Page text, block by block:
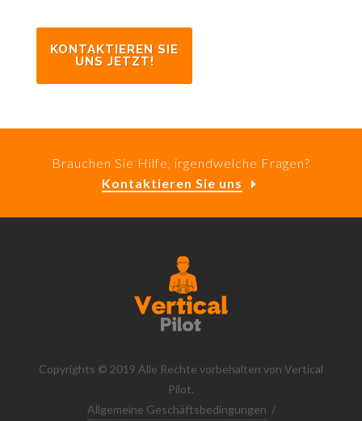
KONTAKTIEREN SIE
UNS JETZT!
Brauchen Sie Hilfe, irgendwelche Fragen?
Kontaktieren Sie uns
Copyrights © 2019 Alle Rechte vorbehalten von Vertical
Pilot.
Allgemeine Geschäftsbedingungen /